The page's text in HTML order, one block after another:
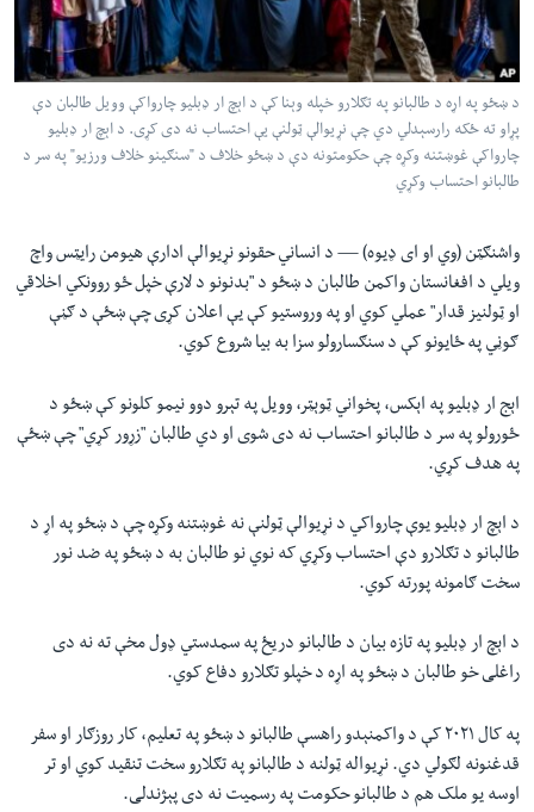
مخکې
مرکزي
لټون
واوړئ
اداریه
Learning English
FOLLOW US
ژبې
د ښځو په اړه د طالبانو په تګلارو خپله وېنا کې د اېچ ار ډبلیو چارواکې وویل طالبان دې
پړاو ته ځکه رارسېدلي دي چې نړیوالې ټولنې يې احتساب نه دی کړی. د اېچ ار ډبلیو
چارواکې غوښتنه وکړه چې حکومتونه دې د ښځو خلاف د "سنګینو خلاف ورزیو" په سر د
طالبانو احتساب وکړي
واشنګټن (وي او ای ډیوه) — د انساني حقونو نړیوالې ادارې هیومن رایټس واچ
ويلي د افغانستان واکمن طالبان د ښځو د "بدنونو د لارې خپل ځو روونکي اخلاقي
او ټولنیز قدار" عملي کوي او په وروستیو کې يې اعلان کړی چې ښځې د ګڼې
ګوڼي په ځایونو کې د سنګسارولو سزا به بیا شروع کوي.
اېج ار ډبلیو په اېکس، پخواني ټوېټر، وویل په تېرو دوو نیمو کلونو کې ښځو د
ځورولو په سر د طالبانو احتساب نه دی شوی او دي طالبان "زړور کړي" چې ښځې
په هدف کړي.
د اېچ ار ډبلیو یوې چارواکي د نړیوالې ټولنې نه غوښتنه وکړه چې د ښځو په اړ د
طالبانو د تګلارو دې احتساب وکړي که نوي نو طالبان به د ښځو په ضد نور
سخت ګامونه پورته کوي.
د اېچ ار ډبلیو په تازه بیان د طالبانو دریځ په سمدستي ډول مخې ته نه دی
راغلی خو طالبان د ښځو په اړه د خپلو تګلارو دفاع کوي.
په کال ۲۰۲۱ کې د واکمنېدو راهسې طالبانو د ښځو په تعلیم،‌ کار روزګار او سفر
قدغنونه لګولي دي. نړيواله ټولنه د طالبانو په تګلارو سخت تنقید کوي او تر
اوسه یو ملک هم د طالبانو حکومت په رسمیت نه دی پېژندلی.